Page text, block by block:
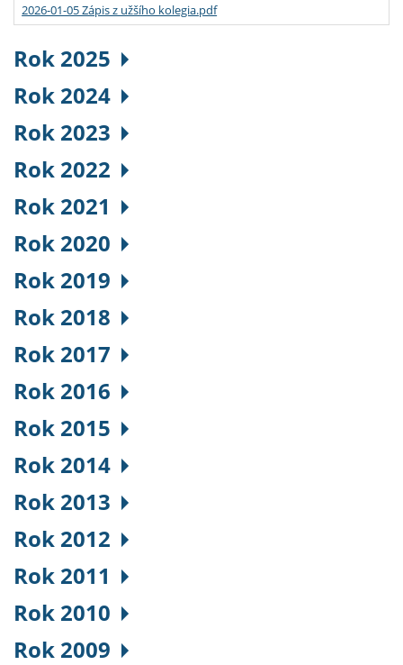
2026-01-05 Zápis z užšího kolegia.pdf
Rok 2025
Rok 2024
Rok 2023
Rok 2022
Rok 2021
Rok 2020
Rok 2019
Rok 2018
Rok 2017
Rok 2016
Rok 2015
Rok 2014
Rok 2013
Rok 2012
Rok 2011
Rok 2010
Rok 2009